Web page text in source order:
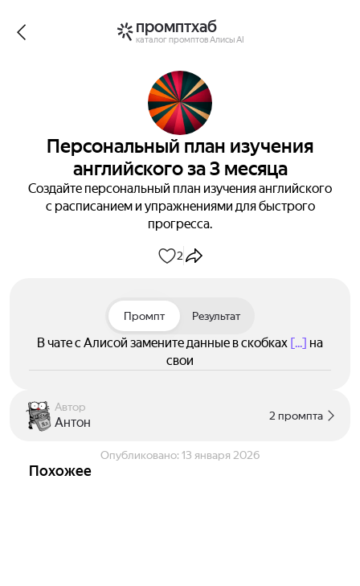
промптхаб
каталог промптов Алисы AI
Персональный план изучения
английского за 3 месяца
Создайте персональный план изучения английского
с расписанием и упражнениями для быстрого
прогресса.
2
Промпт Результат
В чате с Алисой замените данные в скобках [...] на
свои
Автор
Антон 2 промпта
Опубликовано: 13 января 2026
Похожее